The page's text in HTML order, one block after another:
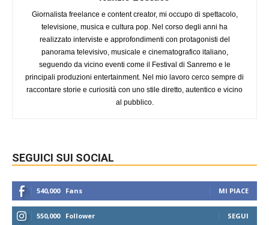
Giornalista freelance e content creator, mi occupo di spettacolo,
televisione, musica e cultura pop. Nel corso degli anni ha
realizzato interviste e approfondimenti con protagonisti del
panorama televisivo, musicale e cinematografico italiano,
seguendo da vicino eventi come il Festival di Sanremo e le
principali produzioni entertainment. Nel mio lavoro cerco sempre di
raccontare storie e curiosità con uno stile diretto, autentico e vicino
al pubblico.
SEGUICI SUI SOCIAL
540,000 Fans MI PIACE
550,000 Follower SEGUI